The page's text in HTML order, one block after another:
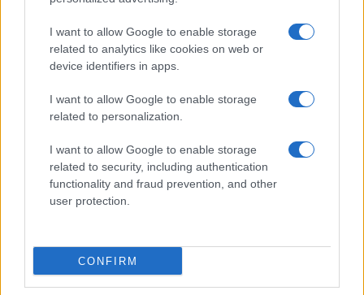
I want to allow Google to enable storage
related to analytics like cookies on web or
device identifiers in apps.
I want to allow Google to enable storage
related to personalization.
I want to allow Google to enable storage
related to security, including authentication
functionality and fraud prevention, and other
user protection.
CONFIRM
Μάχες του Spicheren και του Wörth, ο
γερμανικός στρατός διαλύει τους
Γάλλους
SNCASE SE.5000 Baroudeur: το γαλλικό
μαχητικό που… ξέχασε τους τροχούς
προσγείωσης
19:40